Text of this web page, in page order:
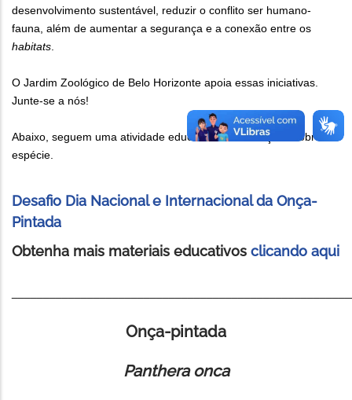
desenvolvimento sustentável, reduzir o conflito ser humano-
fauna, além de aumentar a segurança e a conexão entre os
habitats.
O Jardim Zoológico de Belo Horizonte apoia essas iniciativas.
Junte-se a nós!
Abaixo, seguem uma atividade educativa e informações sobre a
espécie.
Desafio Dia Nacional e Internacional da Onça-
Pintada
Obtenha mais materiais educativos clicando aqui
Onça-pintada
Panthera onca